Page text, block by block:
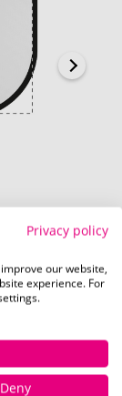
Privacy policy
our website,
experience. For
Deny